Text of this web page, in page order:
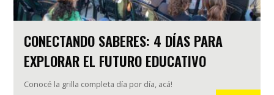
CONECTANDO SABERES: 4 DÍAS PARA
EXPLORAR EL FUTURO EDUCATIVO
Conocé la grilla completa día por día, acá!